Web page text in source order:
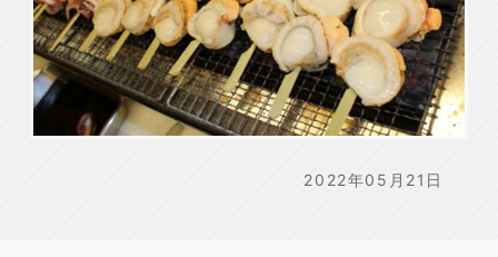
2022年05月21日